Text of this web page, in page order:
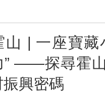
山 | 一座寶藏
” ——探尋霍
興密碼